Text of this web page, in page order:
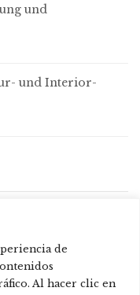
de
Al hacer clic en
und
und Interior-